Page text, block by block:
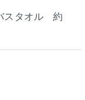
スタオル 約